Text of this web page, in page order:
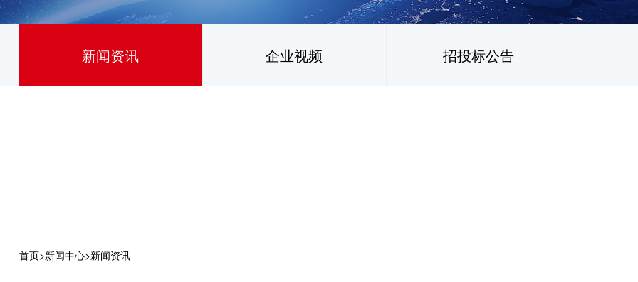
新闻资讯 企业视频 招投标公告
首页>新闻中心>新闻资讯